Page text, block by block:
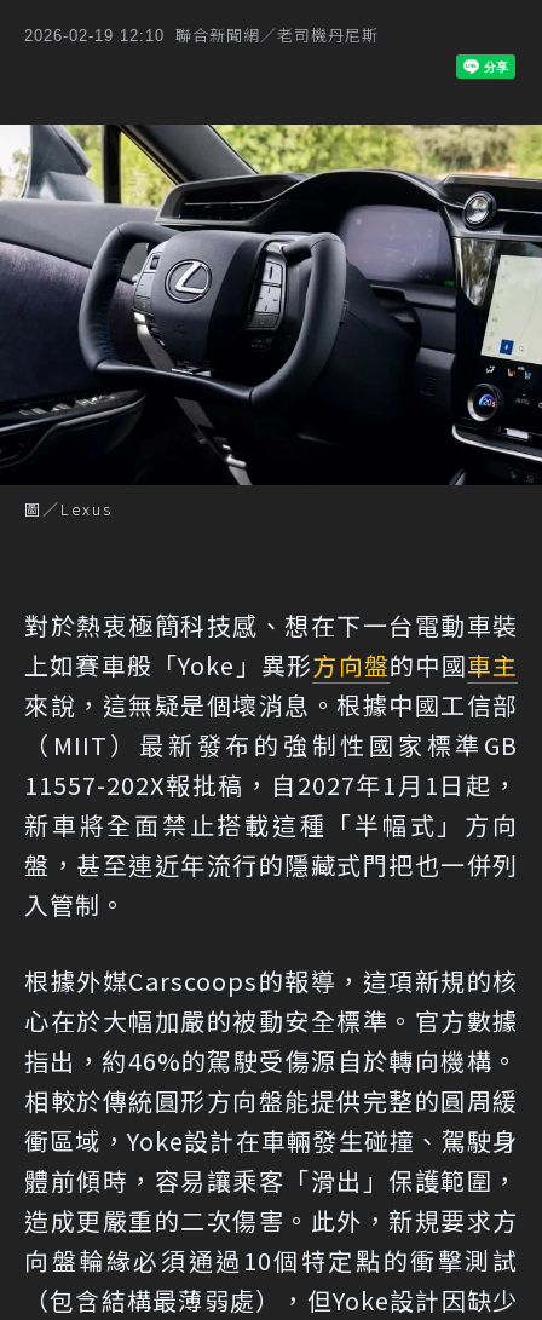
2026-02-19 12:10 聯合新聞網／老司機丹尼斯
圖／Lexus
對於熱衷極簡科技感、想在下一台電動車裝
上如賽車般「Yoke」異形方向盤的中國車主
來說，這無疑是個壞消息。根據中國工信部
（MIIT）最新發布的強制性國家標準GB
11557-202X報批稿，自2027年1月1日起，
新車將全面禁止搭載這種「半幅式」方向
盤，甚至連近年流行的隱藏式門把也一併列
入管制。
根據外媒Carscoops的報導 ，這項新規的核
心在於大幅加嚴的被動安全標準。官方數據
指出，約46%的駕駛受傷源自於轉向機構。
相較於傳統圓形方向盤能提供完整的圓周緩
衝區域，Yoke設計在車輛發生碰撞、駕駛身
體前傾時，容易讓乘客「滑出」保護範圍，
造成更嚴重的二次傷害。此外，新規要求方
向盤輪緣必須通過10個特定點的衝擊測試
（包含結構最薄弱處），但Yoke設計因缺少